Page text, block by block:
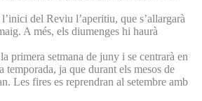
del Reviu l’aperitiu, que s’allargarà
A més, els diumenges hi haurà
primera setmana de juny i se centrarà en
temporada, ja que durant els mesos de
Les fires es reprendran al setembre amb